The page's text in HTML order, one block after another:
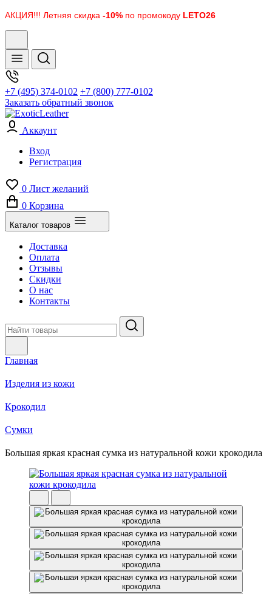
АКЦИЯ!!! Летняя скидка -10% по промокоду LETO26
+7 (495) 374-0102 +7 (800) 777-0102
Заказать обратный звонок
Аккаунт
Вход
Регистрация
0 Лист желаний
0 Корзина
Каталог товаров
Доставка
Оплата
Отзывы
Скидки
О нас
Контакты
Главная
Изделия из кожи
Крокодил
Cумки
Большая яркая красная сумка из натуральной кожи крокодила